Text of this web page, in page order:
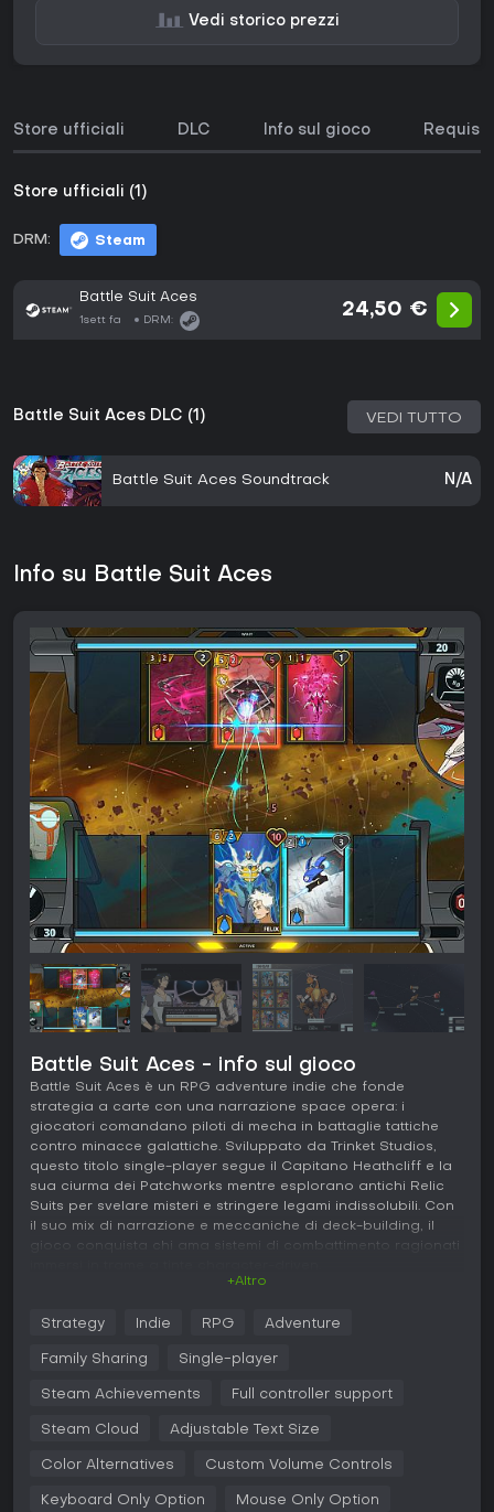
Vedi storico prezzi
Store ufficiali DLC Info sul gioco
Store ufficiali (1)
DRM: Steam
Battle Suit Aces
1sett fa DRM:
24,50 €
Battle Suit Aces DLC (1) VEDI TUTTO
Battle Suit Aces Soundtrack N/A
Info su Battle Suit Aces
Battle Suit Aces - info sul gioco
Battle Suit Aces è un RPG adventure indie che fonde
strategia a carte con una narrazione space opera: i
giocatori comandano piloti di mecha in battaglie tattiche
contro minacce galattiche. Sviluppato da Trinket Studios,
questo titolo single-player segue il Capitano Heathcliff e la
sua ciurma dei Patchworks mentre esplorano antichi Relic
Suits per svelare misteri e stringere legami indissolubili. Con
il suo mix di narrazione e meccaniche di deck-building, il
gioco conquista chi ama sistemi di combattimento ragionati
In Battle Suit Aces, il cuore del gameplay è il combattimento
a turni con carte, in cui guidi una squadra di piloti mecha
due file da cinque posizioni ciascuna, con la tua nave e
a droni generatori di energia e carte di comando per
profondità strategica. Reclutando da cinque fazioni,
personalizzi le tue tattiche equipaggiando i suit con mod
+Altro
Strategy Indie RPG Adventure
Family Sharing Single-player
Steam Achievements Full controller support
Steam Cloud Adjustable Text Size
Color Alternatives Custom Volume Controls
Keyboard Only Option Mouse Only Option